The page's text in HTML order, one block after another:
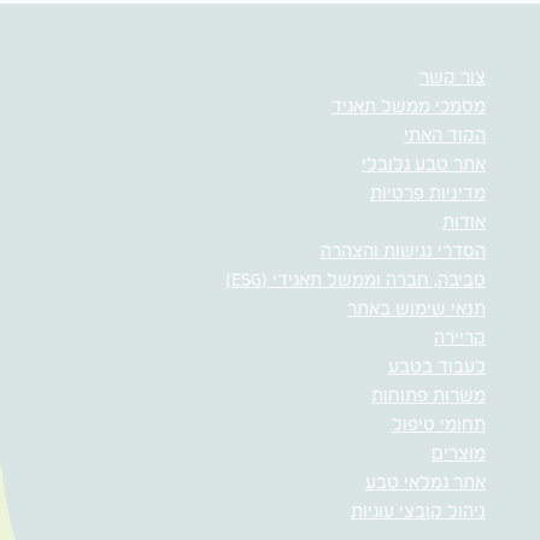
צור קשר
מסמכי ממשל תאגיד
הקוד האתי
אתר טבע גלובלי
מדיניות פרטיות
אודות
הסדרי נגישות והצהרה
סביבה, חברה וממשל תאגידי (ESG)
תנאי שימוש באתר
קריירה
לעבוד בטבע
משרות פתוחות
תחומי טיפול
מוצרים
אתר גמלאי טבע
ניהול קובצי עוגיות